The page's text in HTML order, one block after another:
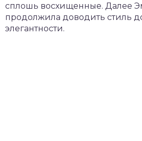
сплошь восхищенные. Далее
продолжила доводить стиль
элегантности.